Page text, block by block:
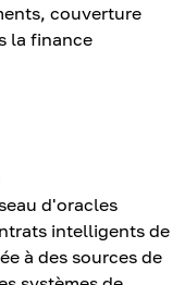
couverture
la finance
d'oracles
intelligents de
à des sources de